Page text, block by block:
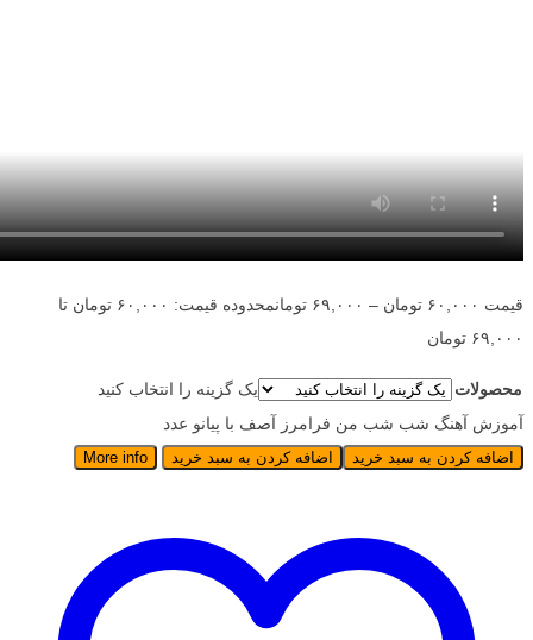
قیمت ۶۰,۰۰۰ تومان – ۶۹,۰۰۰ تومان
محدوده قیمت: ۶۰,۰۰۰ تومان تا
۶۹,۰۰۰ تومان
محصولات
یک گزینه را انتخاب کنید
آموزش آهنگ شب شب من فرامرز آصف با پیانو عدد
اضافه کردن به سبد خرید اضافه کردن به سبد خرید More info